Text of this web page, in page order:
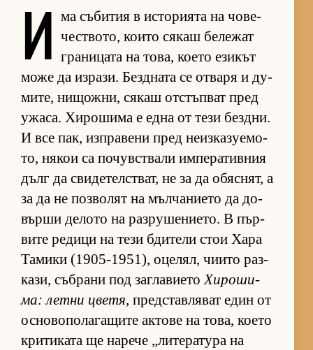
И ма съ­би­тия в ис­то­ри­ята на чо­ве­
чес­т­во­то, ко­ито ся­каш бе­ле­жат
гра­ни­цата на то­ва, ко­ето ези­кът
може да из­ра­зи. Без­д­ната се от­варя и ду­
ми­те, ни­щож­ни, ся­каш от­с­тъп­ват пред
ужа­са. Хи­ро­шима е една от тези без­д­ни.
И все пак, из­п­ра­вени пред не­из­ка­зу­е­мо­
то, ня­кои са по­чув­с­т­вали им­пе­ра­тив­ния
дълг да сви­де­тел­с­т­ват, не за да обяс­нят, а
за да не поз­во­лят на мъл­ча­ни­ето да до­
върши де­лото на раз­ру­ше­ни­е­то. В пър­
вите ре­дици на тези бди­тели стои Хара
Та­мики (1905-1951), оце­лял, чи­ито раз­
ка­зи, съб­рани под заг­ла­ви­етоХи­ро­ши­
ма: летни цветя, пред­с­тав­ля­ват един от
ос­но­во­по­ла­га­щите ак­тове на то­ва, ко­ето
кри­ти­ката ще на­рече „ли­те­ра­тура на